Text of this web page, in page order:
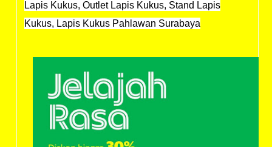
Lapis Kukus, Outlet Lapis Kukus, Stand Lapis
Kukus, Lapis Kukus Pahlawan Surabaya